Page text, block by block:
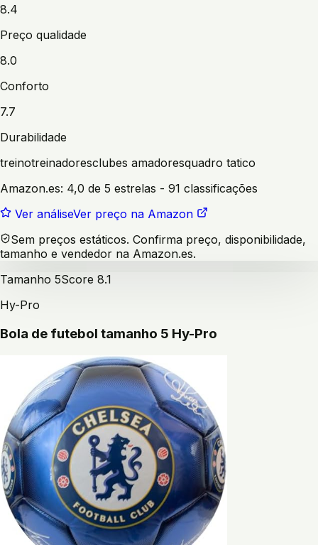
8.4
Preço qualidade
8.0
Conforto
7.7
Durabilidade
treinotreinadoresclubes amadoresquadro tatico
Amazon.es: 4,0 de 5 estrelas - 91 classificações
Ver análiseVer preço na Amazon
Sem preços estáticos. Confirma preço, disponibilidade,
tamanho e vendedor na Amazon.es.
Tamanho 5Score 8.1
Hy-Pro
Bola de futebol tamanho 5 Hy-Pro